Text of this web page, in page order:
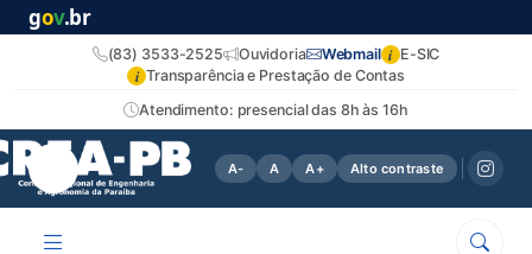
gov.br
Atendimento: presencial das 8h às 16h
(83) 3533-2525 Ouvidoria Webmail i E-SIC
i Transparência e Prestação de Contas
A- A A+ Alto contraste